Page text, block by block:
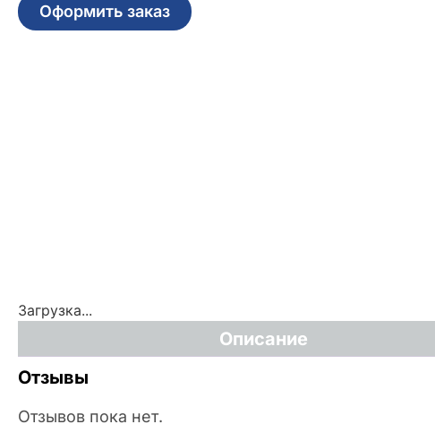
Оформить заказ
Загрузка...
Описание
Отзывы
Отзывов пока нет.